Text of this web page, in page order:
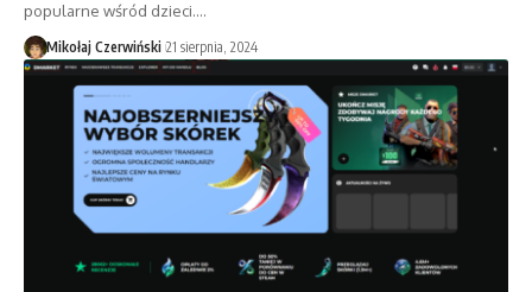
popularne wśród dzieci.…
Mikołaj Czerwiński 21 sierpnia, 2024